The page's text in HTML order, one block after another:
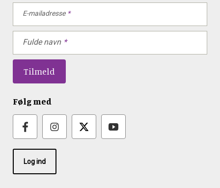
E-mailadresse
Fulde navn
Følg med
Log ind